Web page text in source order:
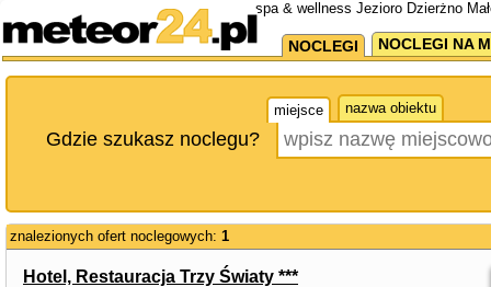
spa & wellness Jezioro Dzierżno
NOCLEGI NOCLEGI NA
miejsce nazwa obiektu
Gdzie szukasz noclegu?
znalezionych ofert noclegowych: 1
Hotel, Restauracja Trzy Światy ***